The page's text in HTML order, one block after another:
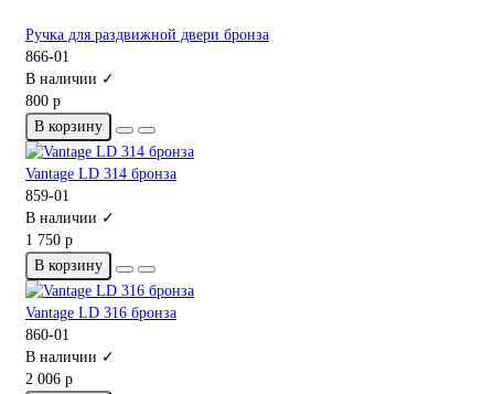
Ручка для раздвижной двери бронза
866-01
В наличии ✓
800 р
В корзину
Vantage LD 314 бронза
859-01
В наличии ✓
1 750 р
В корзину
Vantage LD 316 бронза
860-01
В наличии ✓
2 006 р